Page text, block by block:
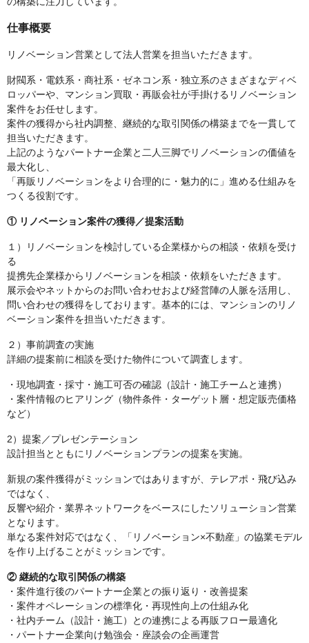
仕事概要
リノベーション営業として法人営業を担当いただきます。
財閥系・電鉄系・商社系・ゼネコン系・独立系のさまざまなディベ
ロッパーや、マンション買取・再販会社が手掛けるリノベーション
案件をお任せします。
案件の獲得から社内調整、継続的な取引関係の構築までを一貫して
担当いただきます。
上記のようなパートナー企業と二人三脚でリノベーションの価値を
最大化し、
「再販リノベーションをより合理的に・魅力的に」進める仕組みを
つくる役割です。
① リノベーション案件の獲得／提案活動
１）リノベーションを検討している企業様からの相談・依頼を受け
る
提携先企業様からリノベーションを相談・依頼をいただきます。
展示会やネットからのお問い合わせおよび経営陣の人脈を活用し、
問い合わせの獲得をしております。基本的には、マンションのリノ
ベーション案件を担当いただきます。
２）事前調査の実施
詳細の提案前に相談を受けた物件について調査します。
・現地調査・採寸・施工可否の確認（設計・施工チームと連携）
・案件情報のヒアリング（物件条件・ターゲット層・想定販売価格
など）
2）提案／プレゼンテーション
設計担当とともにリノベーションプランの提案を実施。
新規の案件獲得がミッションではありますが、テレアポ・飛び込み
ではなく、
反響や紹介・業界ネットワークをベースにしたソリューション営業
となります。
単なる案件対応ではなく、「リノベーション×不動産」の協業モデル
を作り上げることがミッションです。
② 継続的な取引関係の構築
・案件進行後のパートナー企業との振り返り・改善提案
・案件オペレーションの標準化・再現性向上の仕組み化
・社内チーム（設計・施工）との連携による再販フロー最適化
・パートナー企業向け勉強会・座談会の企画運営